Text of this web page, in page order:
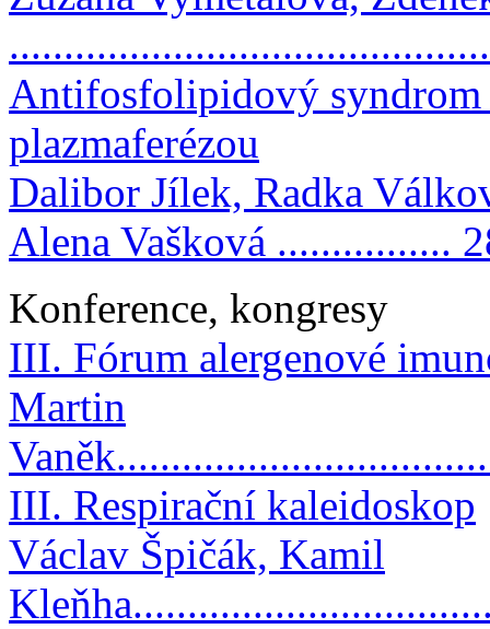
Antifosfolipidový syndrom
plazmaferézou
Dalibor Jílek, Radka
Alena Vašková ................
Konference, kongresy
III. Fórum alergenové
Martin
III. Respirační kaleidoskop
Václav Špičák, Kamil